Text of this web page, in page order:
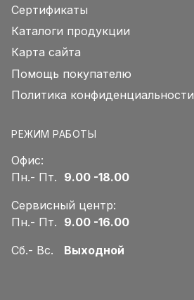
Сертификаты
Каталоги продукции
Карта сайта
Помощь покупателю
Политика конфиденциальности
РЕЖИМ РАБОТЫ
Офис:
Пн.- Пт. 9.00 -18.00
Сервисный центр:
Пн.- Пт. 9.00 -16.00
Сб.- Вс. Выходной